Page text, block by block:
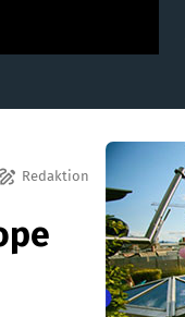
draw Redaktion